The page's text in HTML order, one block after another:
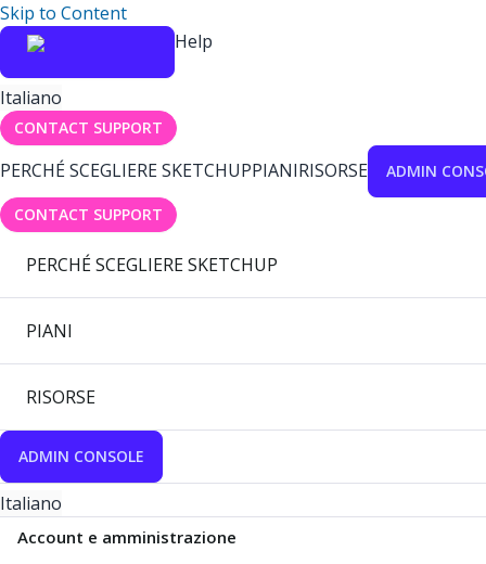
Skip to Content
Help
Italiano
CONTACT SUPPORT
PERCHÉ SCEGLIERE SKETCHUPPIANIRISORSE ADMIN
CONTACT SUPPORT
PERCHÉ SCEGLIERE SKETCHUP
PIANI
RISORSE
ADMIN CONSOLE
Italiano
Account e amministrazione